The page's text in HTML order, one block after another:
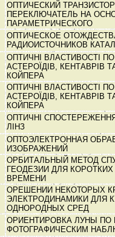
ОПТИЧЕСКИЙ
ПЕРЕКЛЮЧАТЕЛЬ НА
ПАРАМЕТРИЧЕСКОГО
ОПТИЧЕСКОЕ
РАДИОИСТОЧНИКОВ
ОПТИЧНІ ВЛАСТИВОСТІ
АСТЕРОЇДІВ, КЕНТАВРІВ
КОЙПЕРА
ОПТИЧНІ ВЛАСТИВОСТІ
АСТЕРОЇДІВ, КЕНТАВРІВ
КОЙПЕРА
ОПТИЧНІ
ЛІНЗ
ОПТОЭЛЕКТРОННАЯ
ИЗОБРАЖЕНИЙ
ОРБИТАЛЬНЫЙ МЕТОД
ГЕОДЕЗИИ ДЛЯ
ВРЕМЕНИ
ОРЕШЕНИИ НЕКОТОРЫХ
ЭЛЕКТРОДИНАМИКИ ДЛЯ
ОДНОРОДНЫХ СРЕД
ОРИЕНТИРОВКА ЛУНЫ
ФОТОГРАФИЧЕСКИМ